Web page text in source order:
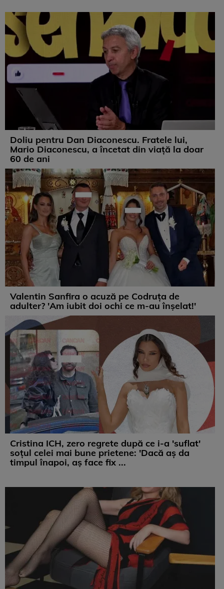
Doliu pentru Dan Diaconescu. Fratele lui,
Mario Diaconescu, a încetat din viață la doar
60 de ani
Valentin Sanfira o acuză pe Codruța de
adulter? 'Am iubit doi ochi ce m-au înșelat!'
Cristina ICH, zero regrete după ce i-a 'suflat'
soțul celei mai bune prietene: 'Dacă aș da
timpul înapoi, aș face fix ...